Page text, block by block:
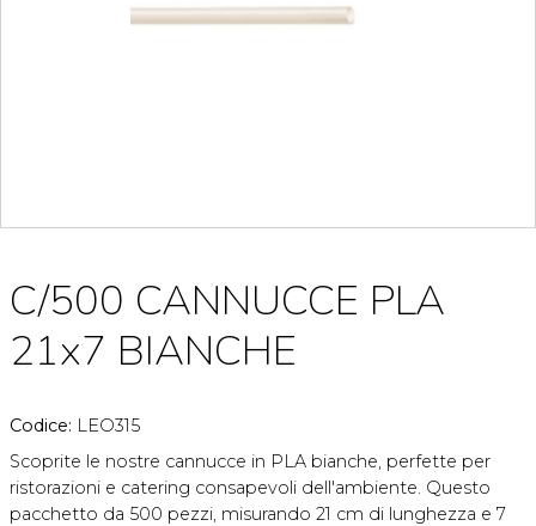
C/500 CANNUCCE PLA
21x7 BIANCHE
Codice: LEO315
Scoprite le nostre cannucce in PLA bianche, perfette per
ristorazioni e catering consapevoli dell'ambiente. Questo
pacchetto da 500 pezzi, misurando 21 cm di lunghezza e 7